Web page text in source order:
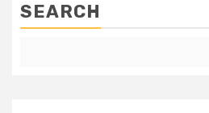
SEARCH